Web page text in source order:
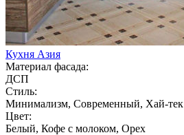
Кухня Азия
Материал фасада:
ДСП
Стиль:
Минимализм, Современный, Хай-тек
Цвет:
Белый, Кофе с молоком, Орех